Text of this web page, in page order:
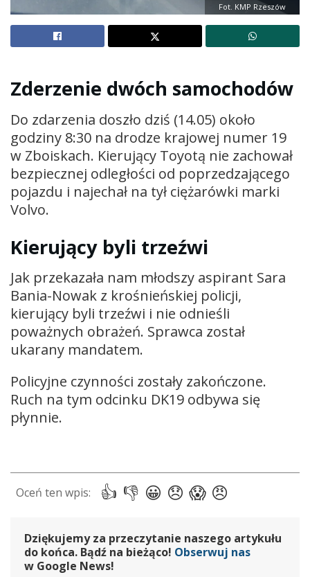
Fot. KMP Rzeszów
Zderzenie dwóch samochodów
Do zdarzenia doszło dziś (14.05) około
godziny 8:30 na drodze krajowej numer 19
w Zboiskach. Kierujący Toyotą nie zachował
bezpiecznej odległości od poprzedzającego
pojazdu i najechał na tył ciężarówki marki
Volvo.
Kierujący byli trzeźwi
Jak przekazała nam młodszy aspirant Sara
Bania-Nowak z krośnieńskiej policji,
kierujący byli trzeźwi i nie odnieśli
poważnych obrażeń. Sprawca został
ukarany mandatem.
Policyjne czynności zostały zakończone.
Ruch na tym odcinku DK19 odbywa się
płynnie.
Dziękujemy za przeczytanie naszego artykułu
do końca. Bądź na bieżąco! Obserwuj nas
w Google News!